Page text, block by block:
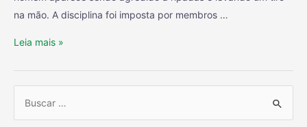
na mão. A disciplina foi imposta por membros …
Leia mais »